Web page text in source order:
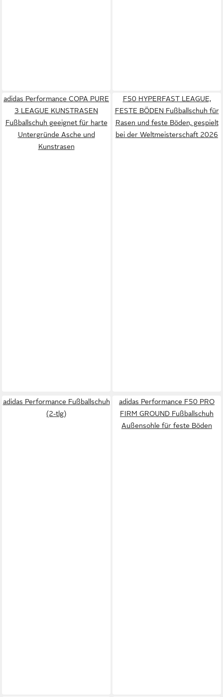
adidas Performance COPA PURE
3 LEAGUE KUNSTRASEN
Fußballschuh geeignet für harte
Untergründe Asche und
Kunstrasen
F50 HYPERFAST LEAGUE,
FESTE BÖDEN Fußballschuh für
Rasen und feste Böden, gespielt
bei der Weltmeisterschaft 2026
adidas Performance Fußballschuh
(2-tlg)
adidas Performance F50 PRO
FIRM GROUND Fußballschuh
Außensohle für feste Böden